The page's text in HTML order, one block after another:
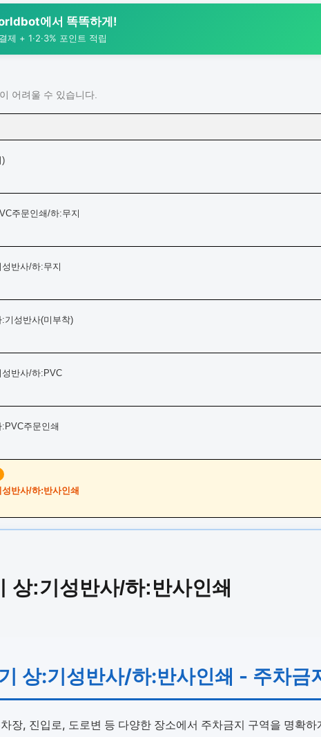
에서 똑똑하게!
제 + 1·2·3% 포인트 적립
어려울 수 있습니다.
)
주문인쇄/하:무지
반사/하:무지
기성반사(미부착)
반사/하:PVC
주문인쇄
반사/하:반사인쇄
상:기성반사/하:반사인쇄
상:기성반사/하:반사인쇄 - 주차금
장, 진입로, 도로변 등 다양한 장소에서 주차금지 구역을 명확